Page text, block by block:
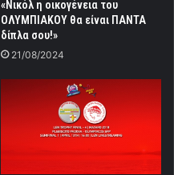
«Νικόλ η οικογένεια του
ΟΛΥΜΠΙΑΚΟΥ θα είναι ΠΑΝΤΑ
δίπλα σου!»
21/08/2024